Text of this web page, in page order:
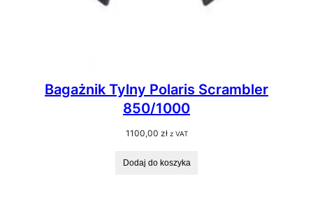
Bagażnik Tylny Polaris Scrambler
850/1000
1100,00 zł z VAT
Dodaj do koszyka